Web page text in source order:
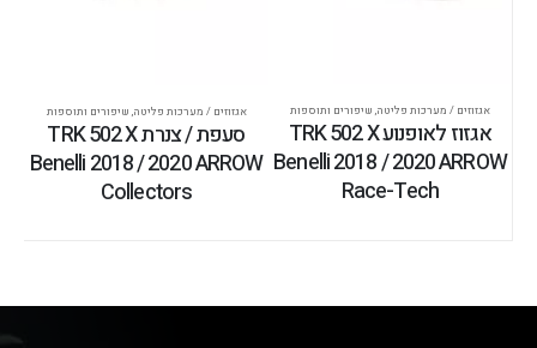
אגזוזים / מערכות פליטה, שיפורים ותוספות
אגזוז לאופנוע TRK 502 X
Benelli 2018 / 2020 ARROW
Race-Tech
אגזוזים / מערכות פליטה, שיפורים ותוספות
סעפת / צנרת TRK 502 X
Benelli 2018 / 2020 ARROW
Collectors